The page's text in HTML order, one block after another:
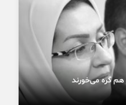
هم گره می‌خورند